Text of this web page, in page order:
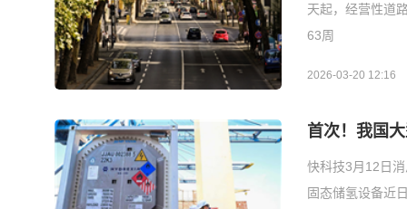
天起，经营性道
63周
2026-03-20 12:16
首次！我国
快科技3月12日
固态储氢设备近